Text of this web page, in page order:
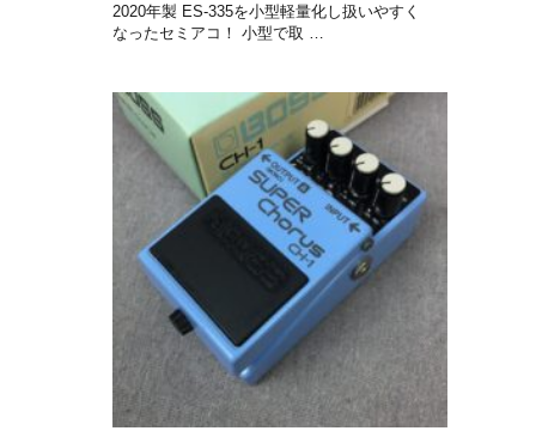
2020年製 ES-335を小型軽量化し扱いやすく
なったセミアコ！ 小型で取 …